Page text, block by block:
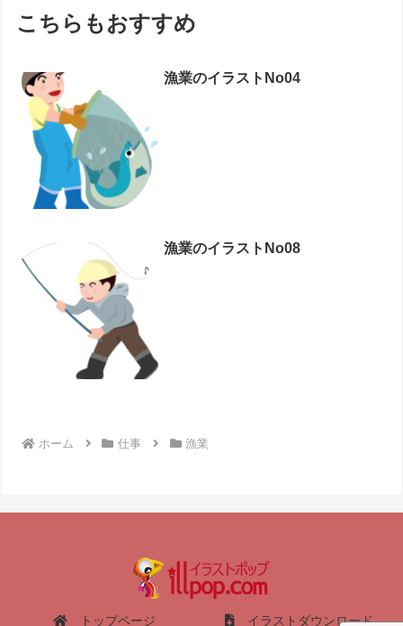
こちらもおすすめ
漁業のイラストNo04
漁業のイラストNo08
ホーム 仕事 漁業
トップページ イラストダウンロード